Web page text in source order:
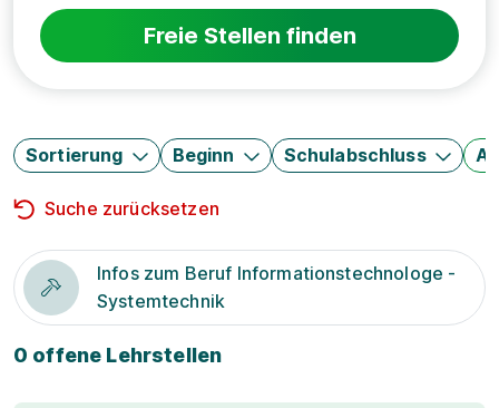
Freie Stellen finden
Sortierung Beginn Schulabschluss
Suche zurücksetzen
Infos zum Beruf Informationstechnologe -
Systemtechnik
0 offene Lehrstellen